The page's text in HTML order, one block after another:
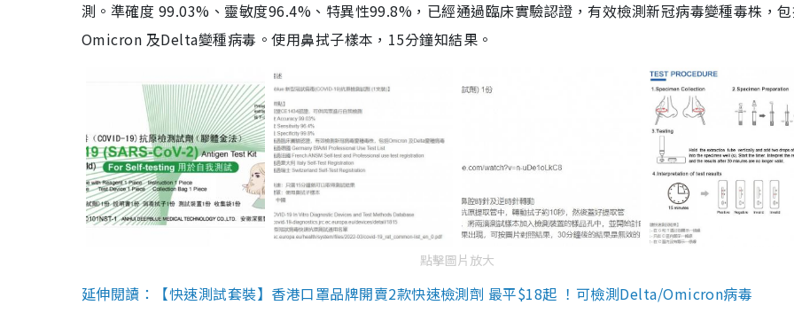
測。準確度 99.03%、靈敏度96.4%、特異性99.8%，已經通過臨床實驗認證，有效檢測新冠病毒變種毒株，
Omicron 及Delta變種病毒。使用鼻拭子樣本，15分鐘知結果。
點擊圖片放大
延伸閱讀：【快速測試套裝】香港口罩品牌開賣2款快速檢測劑 最平$18起 ！可檢測Delta/Omicron病毒